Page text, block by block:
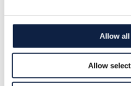
Allow all
Allow
Les fonds sont retenus